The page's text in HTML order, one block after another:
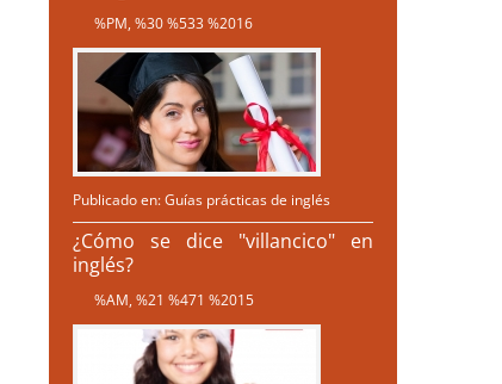
%PM, %30 %533 %2016
Publicado en:Guías prácticas de inglés
¿Cómo se dice "villancico" en
inglés?
%AM, %21 %471 %2015